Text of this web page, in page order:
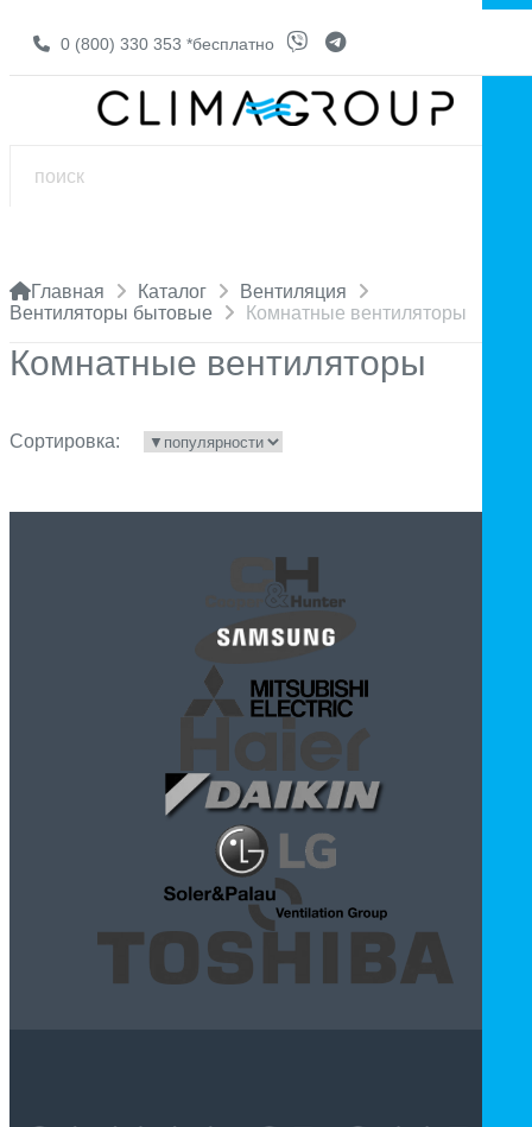
0 (800) 330 353 *бесплатно
Главная Каталог
Вентиляция
Вентиляторы бытовые
Комнатные вентиляторы
Комнатные вентиляторы
Сортировка: